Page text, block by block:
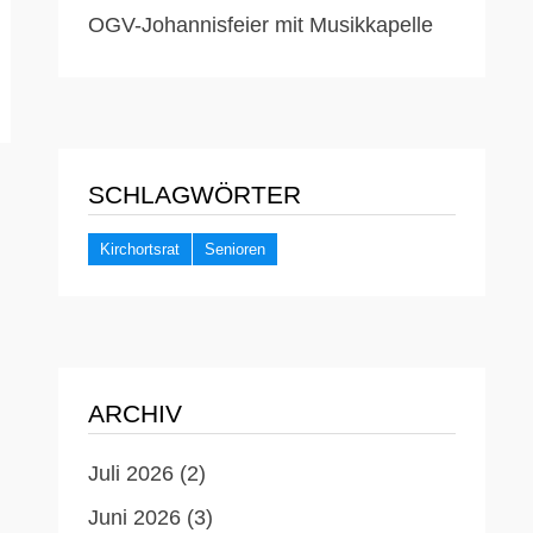
OGV-Johannisfeier mit Musikkapelle
SCHLAGWÖRTER
Kirchortsrat Senioren
ARCHIV
Juli 2026(2)
Juni 2026(3)